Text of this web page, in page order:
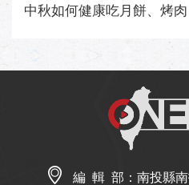
中秋如何健康吃月餅、烤肉
編 輯 部： 南投縣